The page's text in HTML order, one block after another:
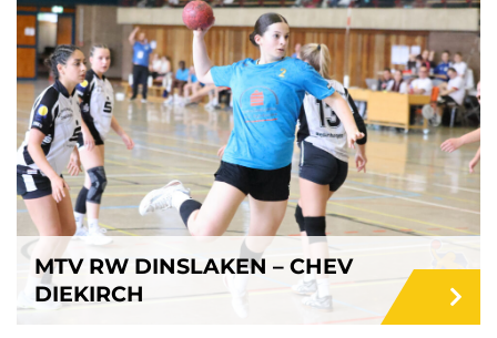
MTV RW DINSLAKEN – CHEV
DIEKIRCH